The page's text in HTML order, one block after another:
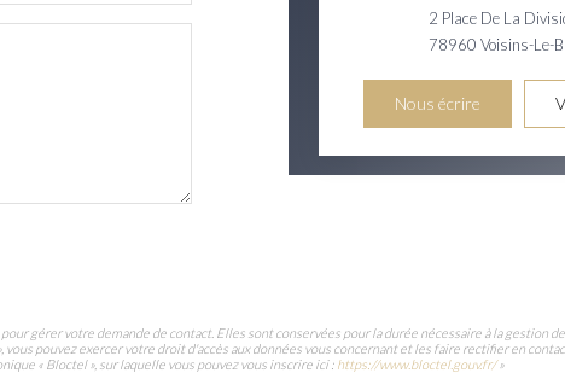
2 Place De La
78960Voisins-Le-
Nous écrire
gérer votre demande de contact. Elles sont conservées pour la durée nécessaire à la gestion
pouvez exercer votre droit d'accès aux données vous concernant et les faire rectifier en
« Bloctel », sur laquelle vous pouvez vous inscrire ici : https://www.bloctel.gouv.fr/»